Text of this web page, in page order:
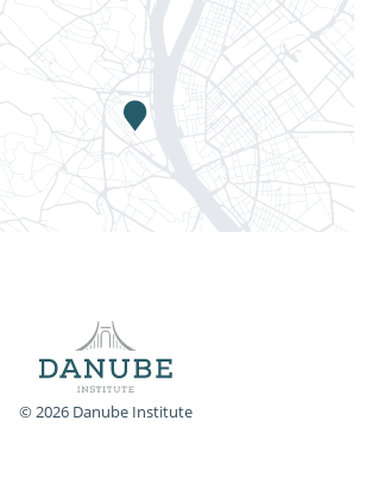
© 2026 Danube Institute